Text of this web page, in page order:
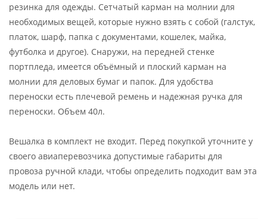
резинка для одежды. Сетчатый карман на молнии для
необходимых вещей, которые нужно взять с собой (галстук,
платок, шарф, папка с документами, кошелек, майка,
футболка и другое). Снаружи, на передней стенке
портпледа, имеется объёмный и плоский карман на
молнии для деловых бумаг и папок. Для удобства
переноски есть плечевой ремень и надежная ручка для
переноски. Объем 40л.
Вешалка в комплект не входит. Перед покупкой уточните у
своего авиаперевозчика допустимые габариты для
провоза ручной клади, чтобы определить подходит вам эта
модель или нет.